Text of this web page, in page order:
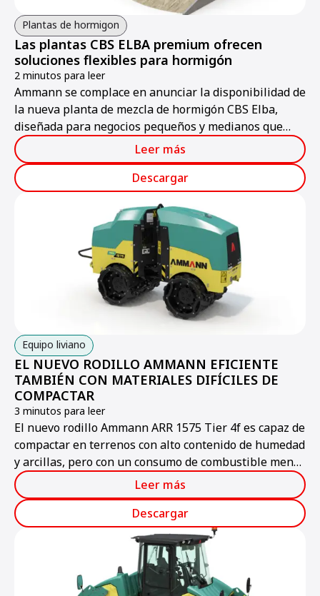
Plantas de hormigon
Las plantas CBS ELBA premium ofrecen
soluciones flexibles para hormigón
2 minutos para leer
Ammann se complace en anunciar la disponibilidad de
la nueva planta de mezcla de hormigón CBS Elba,
diseñada para negocios pequeños y medianos que
buscan soluciones flexibles...
Leer más
Descargar
Equipo liviano
EL NUEVO RODILLO AMMANN EFICIENTE
TAMBIÉN CON MATERIALES DIFÍCILES DE
COMPACTAR
3 minutos para leer
El nuevo rodillo Ammann ARR 1575 Tier 4f es capaz de
compactar en terrenos con alto contenido de humedad
y arcillas, pero con un consumo de combustible menor
que sus antecesores.
Leer más
Descargar